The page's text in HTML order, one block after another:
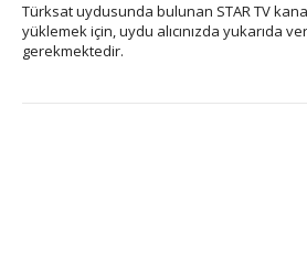
Türksat uydusunda bulunan STAR TV
yüklemek için, uydu alıcınızda yukarıda
gerekmektedir.